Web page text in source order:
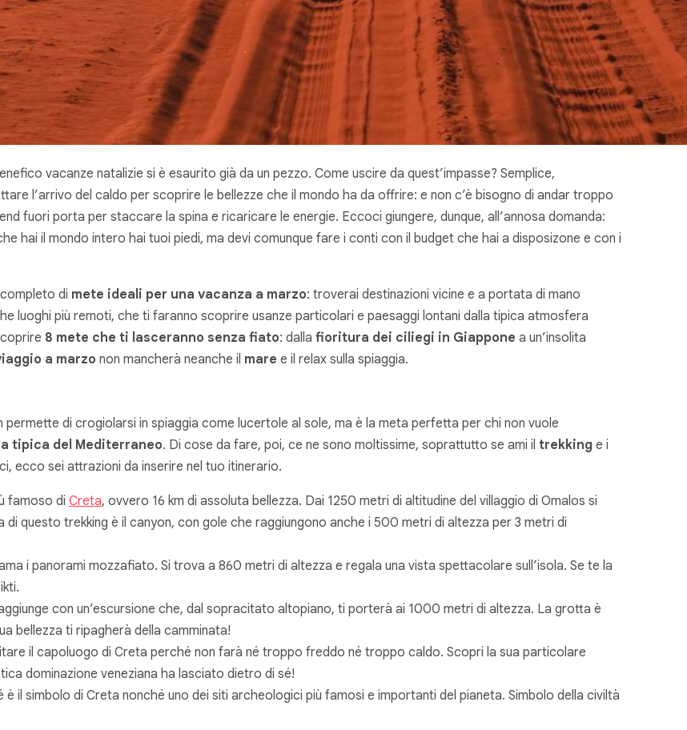
vacanze natalizie si è esaurito già da un pezzo. Come uscire da quest’impasse? Semplice,
l’arrivo del caldo per scoprire le bellezze che il mondo ha da offrire: e non c’è bisogno di andar troppo
fuori porta per staccare la spina e ricaricare le energie. Eccoci giungere, dunque, all’annosa domanda:
hai il mondo intero hai tuoi piedi, ma devi comunque fare i conti con il budget che hai a disposizone e con i
di mete ideali per una vacanza a marzo: troverai destinazioni vicine e a portata di mano
luoghi più remoti, che ti faranno scoprire usanze particolari e paesaggi lontani dalla tipica atmosfera
8 mete che ti lasceranno senza fiato: dalla fioritura dei ciliegi in Giappone a un’insolita
a marzo non mancherà neanche il mare e il relax sulla spiaggia.
permette di crogiolarsi in spiaggia come lucertole al sole, ma è la meta perfetta per chi non vuole
tipica del Mediterraneo. Di cose da fare, poi, ce ne sono moltissime, soprattutto se ami il trekking e i
ecco sei attrazioni da inserire nel tuo itinerario.
famoso di Creta, ovvero 16 km di assoluta bellezza. Dai 1250 metri di altitudine del villaggio di Omalos si
questo trekking è il canyon, con gole che raggiungono anche i 500 metri di altezza per 3 metri di
i panorami mozzafiato. Si trova a 860 metri di altezza e regala una vista spettacolare sull’isola. Se te la
con un’escursione che, dal sopracitato altopiano, ti porterà ai 1000 metri di altezza. La grotta è
bellezza ti ripagherà della camminata!
il capoluogo di Creta perché non farà né troppo freddo né troppo caldo. Scopri la sua particolare
dominazione veneziana ha lasciato dietro di sé!
è il simbolo di Creta nonché uno dei siti archeologici più famosi e importanti del pianeta. Simbolo della civiltà